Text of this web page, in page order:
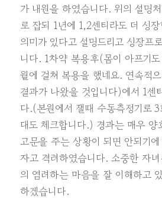
가 내원을 하였습니다. 위의 설명
로 잡되 1년에 1,2센티라도 더 성
의미가 있다고 설명드리고 성장프
니다. 1차약 복용후(몸이 아프기
월에 걸쳐 복용을 했네요. 연속적
결과가 나왔을 것입니다)에서 1센
다.(본원에서 잴때 수동측정기로
대도 체크합니다.) 경과는 매우 양
고문을 주는 상황이 되면 안되기
자고 격려하였습니다. 소중한 자
의 염려하는 마음을 잘 이해하고
하겠습니다.